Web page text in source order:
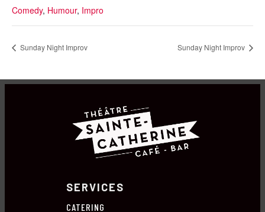
Comedy, Humour, Impro
Sunday Night Improv Sunday Night Improv
SERVICES
CATERING